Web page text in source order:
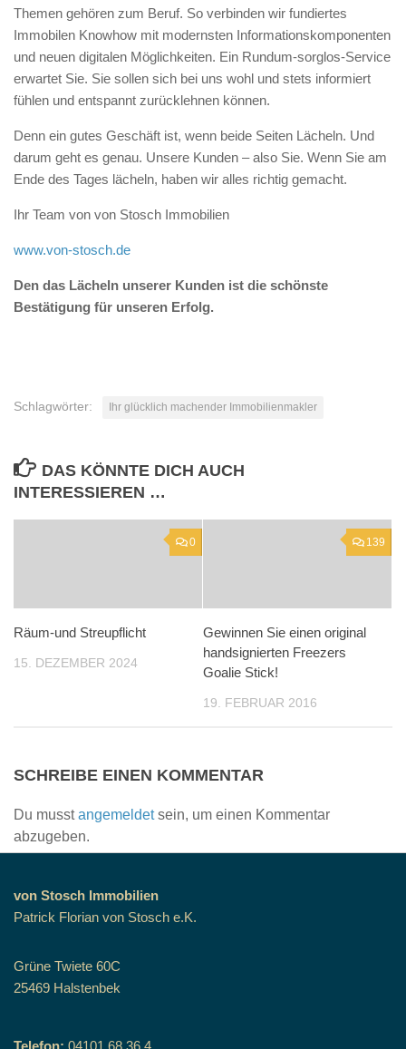
Themen gehören zum Beruf. So verbinden wir fundiertes
Immobilen Knowhow mit modernsten Informationskomponenten
und neuen digitalen Möglichkeiten. Ein Rundum-sorglos-Service
erwartet Sie. Sie sollen sich bei uns wohl und stets informiert
fühlen und entspannt zurücklehnen können.
Denn ein gutes Geschäft ist, wenn beide Seiten Lächeln. Und
darum geht es genau. Unsere Kunden – also Sie. Wenn Sie am
Ende des Tages lächeln, haben wir alles richtig gemacht.
Ihr Team von von Stosch Immobilien
www.von-stosch.de
Den das Lächeln unserer Kunden ist die schönste
Bestätigung für unseren Erfolg.
Schlagwörter: Ihr glücklich machender Immobilienmakler
DAS KÖNNTE DICH AUCH
INTERESSIEREN …
0
Räum-und Streupflicht
15. DEZEMBER 2024
139
Gewinnen Sie einen original
handsignierten Freezers
Goalie Stick!
19. FEBRUAR 2016
SCHREIBE EINEN KOMMENTAR
Du musstangemeldetsein, um einen Kommentar
abzugeben.
von Stosch Immobilien
Patrick Florian von Stosch e.K.
Grüne Twiete 60C
25469 Halstenbek
Telefon: 04101 68 36 4